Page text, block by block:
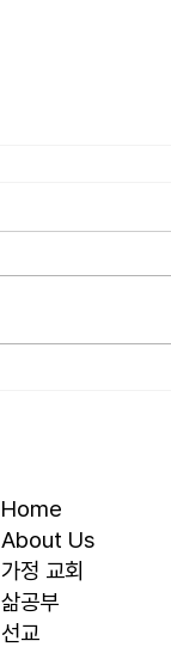
• 서대석 목자 단
등록 평신도 세
• 교회 협의회 오
에 교회 2층
Home
About Us
​가정 교회
​삶공부
​선교